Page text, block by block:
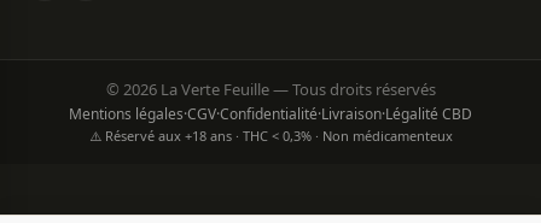
© 2026 La Verte Feuille — Tous droits réservés
Mentions légales·CGV·Confidentialité·Livraison·Légalité CBD
⚠️ Réservé aux +18 ans · THC < 0,3% · Non médicamenteux